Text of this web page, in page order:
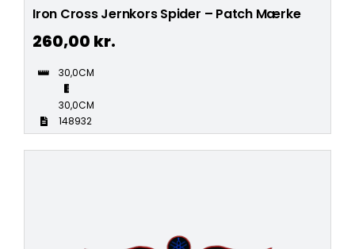
Iron Cross Jernkors Spider – Patch Mærke
260,00 kr.
30,0CM
30,0CM
148932